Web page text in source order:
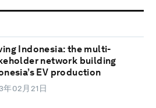
Indonesia: the multi-
network building
EV production
年02月21日